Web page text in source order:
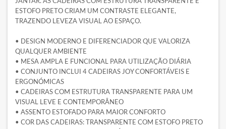
ESTOFO PRETO CRIAM UM CONTRASTE ELEGANTE,
TRAZENDO LEVEZA VISUAL AO ESPAÇO.
• DESIGN MODERNO E DIFERENCIADOR QUE VALORIZA
QUALQUER AMBIENTE
• MESA AMPLA E FUNCIONAL PARA UTILIZAÇÃO DIÁRIA
• CONJUNTO INCLUI 4 CADEIRAS JOY CONFORTÁVEIS E
ERGONÓMICAS
• CADEIRAS COM ESTRUTURA TRANSPARENTE PARA UM
VISUAL LEVE E CONTEMPORÂNEO
• ASSENTO ESTOFADO PARA MAIOR CONFORTO
• COR DAS CADEIRAS: TRANSPARENTE COM ESTOFO PRETO